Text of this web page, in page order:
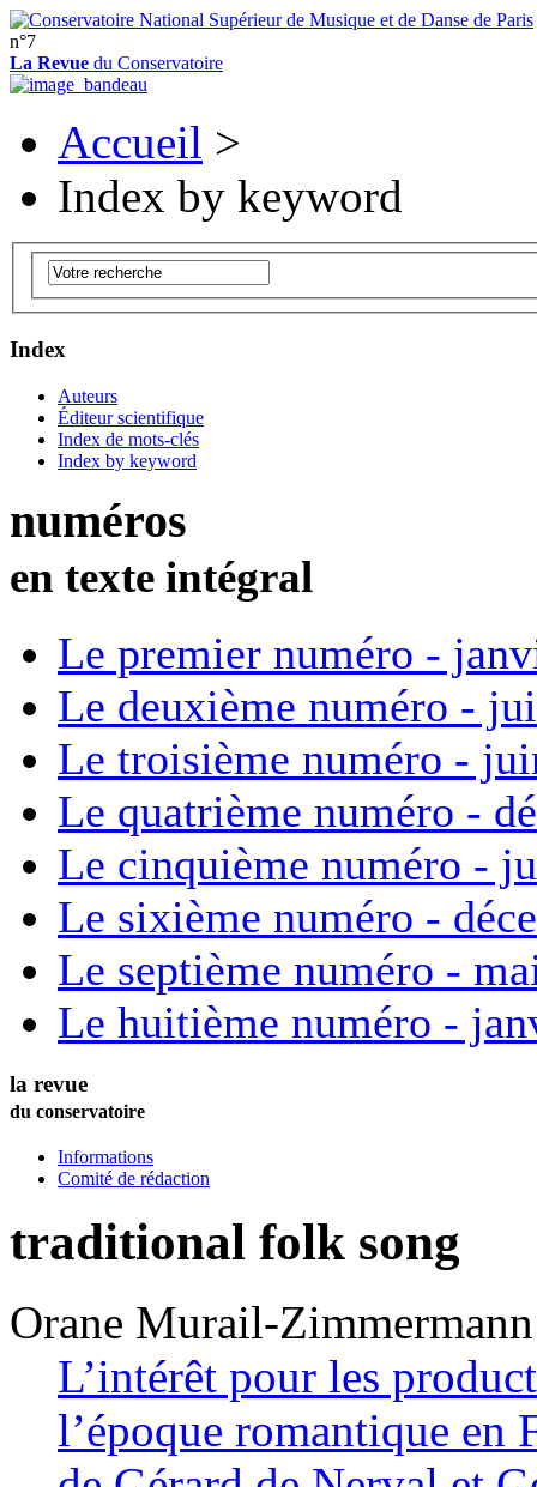
n°7
La Revue du Conservatoire
Accueil >
Index by keyword
Index
Auteurs
Éditeur scientifique
Index de mots-clés
Index by keyword
numéros
en texte intégral
Le premier numéro -
Le deuxième numéro -
Le troisième numéro -
Le quatrième numéro -
Le cinquième numéro -
Le sixième numéro -
Le septième numéro -
Le huitième numéro -
la revue
du conservatoire
Informations
Comité de rédaction
traditional folk song
Orane Murail-Zimmermann
L’intérêt pour les
l’époque romantique en